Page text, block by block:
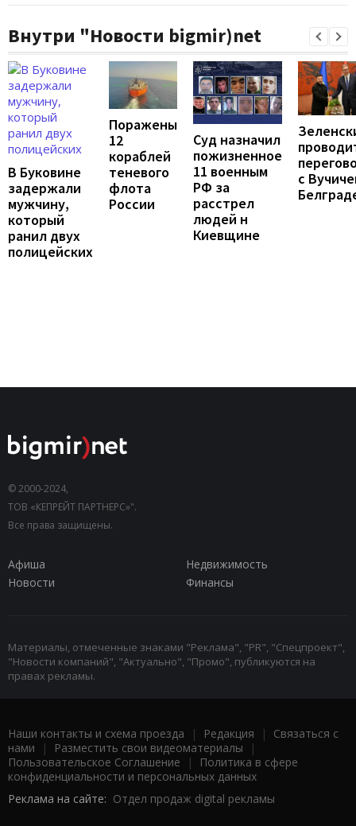
Внутри "Новости bigmir)net
В Буковине
задержали
мужчину,
который
ранил двух
полицейских
Поражены
12
кораблей
теневого
флота
России
Суд назначил
пожизненное
11 военным
РФ за
расстрел
людей н
Киевщине
с
© 2000-2024,
ТОВ «КЕПРЕЙТ ПАРТНЕРС»".
Все права защищены.
Афиша
Недвижимость
Новости
Финансы
Материалы, отмеченные знаками "Реклама", "PR", "Спецпроект",
"Новости компаний", "Актуально", "Промо", публикуются на
правах рекламы.
Наши контакты и схема проезда | Редакция | Связаться с
нами | Разместить свои видеоматериалы |
Пользовательское Соглашение |
Политика в сфере
конфиденциальности и персональных данных
Реклама на сайте: Отдел продаж digital рекламы